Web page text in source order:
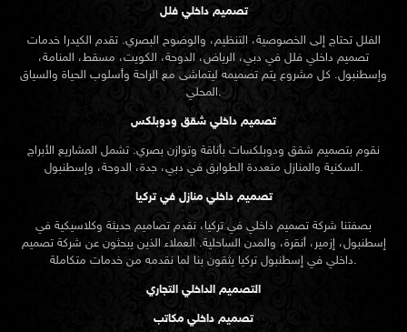
تصميم داخلي فلل
الفلل تحتاج إلى الخصوصية، التنظيم، والوضوح البصري. تقدم الكيدرا خدمات
تصميم داخلي فلل في دبي، الرياض، الدوحة، الكويت، مسقط، المنامة،
وإسطنبول. كل مشروع يتم تصميمه ليتماشى مع الراحة وأسلوب الحياة والسياق
المحلي.
تصميم داخلي شقق ودوبلكس
نقوم بتصميم شقق ودوبلكسات بأناقة وتوازن بصري. تشمل المشاريع الأبراج
السكنية والمنازل متعددة الطوابق في دبي، جدة، الدوحة، وإسطنبول.
تصميم داخلي منازل في تركيا
بصفتنا شركة تصميم داخلي في تركيا، نقدم تصاميم حديثة وكلاسيكية في
إسطنبول، إزمير، أنقرة، والمدن الساحلية. العملاء الذين يبحثون عن شركة تصميم
داخلي في إسطنبولتركيا يثقون بنا لما نقدمه من خدمات متكاملة.
التصميم الداخلي التجاري
تصميم داخلي مكاتب